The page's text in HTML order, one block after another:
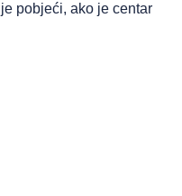
pobjeći, ako je centar